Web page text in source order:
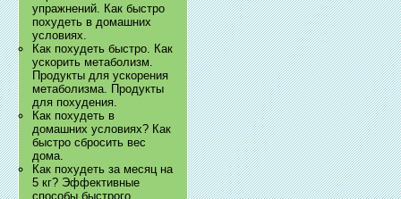
упражнений. Как быстро
похудеть в домашних
условиях.
Как похудеть быстро. Как
ускорить метаболизм.
Продукты для ускорения
метаболизма. Продукты
для похудения.
Как похудеть в
домашних условиях? Как
быстро сбросить вес
дома.
Как похудеть за месяц на
5 кг? Эффективные
способы быстрого